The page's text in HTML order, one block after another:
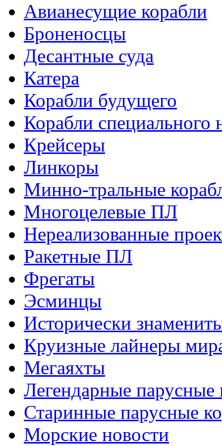
Авианесущие корабли
Броненосцы
Десантные суда
Катера
Корабли будущего
Корабли специального
Крейсеры
Линкоры
Минно-тральные
Многоцелевые ПЛ
Нереализованные
Ракетные ПЛ
Фрегаты
Эсминцы
Исторически
Круизные лайнеры
Мегаяхты
Легендарные парусные
Старинные парусные
Морские новости